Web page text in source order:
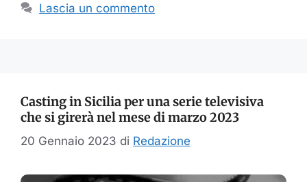
Lascia un commento
Casting in Sicilia per una serie televisiva
che si girerà nel mese di marzo 2023
20 Gennaio 2023 di Redazione